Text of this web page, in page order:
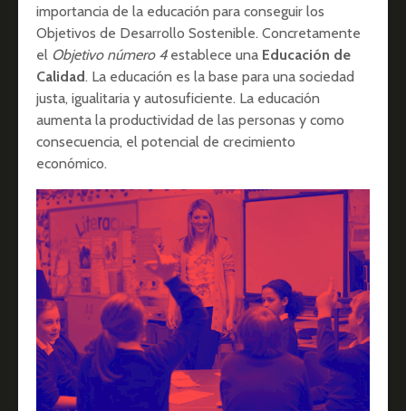
importancia de la educación para conseguir los
Objetivos de Desarrollo Sostenible. Concretamente
el Objetivo número 4establece una Educación de
Calidad. La educación es la base para una sociedad
justa, igualitaria y autosuficiente. La educación
aumenta la productividad de las personas y como
consecuencia, el potencial de crecimiento
económico.